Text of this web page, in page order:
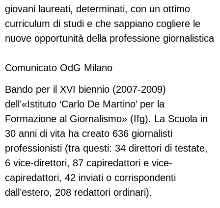
giovani laureati, determinati, con un ottimo
curriculum di studi e che sappiano cogliere le
nuove opportunità della professione giornalistica
Comunicato OdG Milano
Bando per il XVI biennio (2007-2009)
dell’«Istituto ‘Carlo De Martino’ per la
Formazione al Giornalismo» (Ifg). La Scuola in
30 anni di vita ha creato 636 giornalisti
professionisti (tra questi: 34 direttori di testate,
6 vice-direttori, 87 capiredattori e vice-
capiredattori, 42 inviati o corrispondenti
dall’estero, 208 redattori ordinari).